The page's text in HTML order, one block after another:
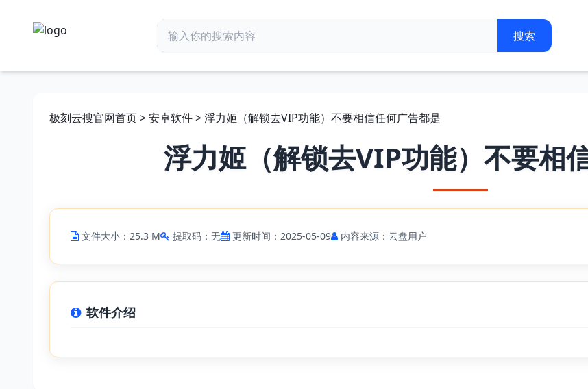
极刻云搜官网首页>安卓软件> 浮力姬（解锁去VIP功能）不要相信任何广告都是
浮力姬（解锁去VIP功能）不要相
文件大小：25.3 M 提取码：无 更新时间：2025-05-09 内容来源：云盘用户
软件介绍